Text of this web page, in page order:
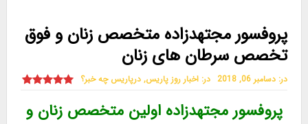
پروفسور مجتهدزاده متخصص زنان و فوق
تخصص سرطان های زنان
در: دسامبر 06, 2018 در: اخبار روز پاریس, درپاریس چه خبر؟
پروفسور مجتهدزاده اولین متخصص زنان و